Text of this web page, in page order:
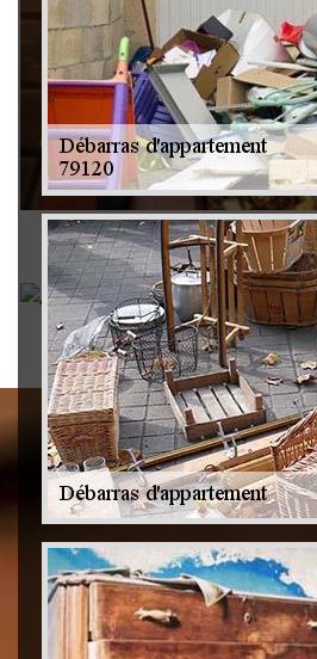
Rachat instrument
Achat